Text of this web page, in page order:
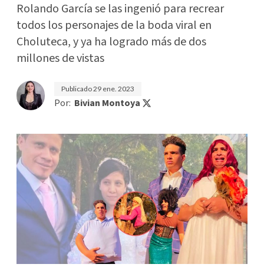
Rolando García se las ingenió para recrear
todos los personajes de la boda viral en
Choluteca, y ya ha logrado más de dos
millones de vistas
Publicado29 ene. 2023
Por: Bivian Montoya